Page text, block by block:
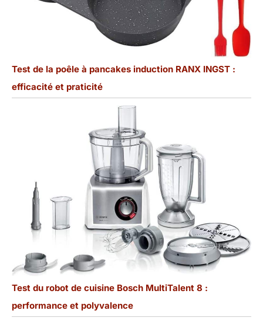
Test de la poêle à pancakes induction RANX INGST :
efficacité et praticité
Test du robot de cuisine Bosch MultiTalent 8 :
performance et polyvalence